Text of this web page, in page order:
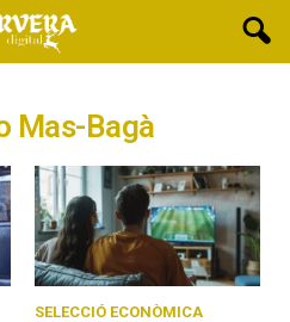
Mas-Bagà
SELECCIÓ ECONÒMICA